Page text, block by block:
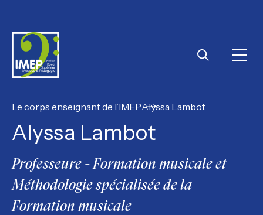
Le corps enseignant de l’IMEPAlyssa Lambot
Alyssa Lambot
Professeure - Formation musicale et
Méthodologie spécialisée de la
Formation musicale